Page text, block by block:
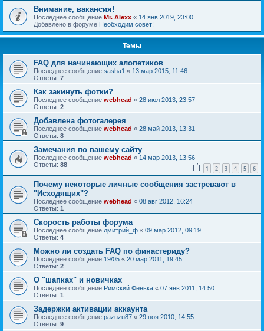
Внимание, вакансия!
Последнее сообщение Mr. Alexx « 14 янв 2019, 23:00
Добавлено в форуме Необходим совет!
Темы
FAQ для начинающих алопетиков
Последнее сообщение sasha1 « 13 мар 2015, 11:46
Ответы: 7
Как закинуть фотки?
Последнее сообщение webhead « 28 июл 2013, 23:57
Ответы: 2
Добавлена фотогалерея
Последнее сообщение webhead « 28 май 2013, 13:31
Ответы: 8
Замечания по вашему сайту
Последнее сообщение webhead « 14 мар 2013, 13:56
Ответы: 88 1 2 3 4 5 6
Почему некоторые личные сообщения застревают в
"Исходящих"?
Последнее сообщение webhead « 08 авг 2012, 16:24
Ответы: 1
Скорость работы форума
Последнее сообщение дмитрий_ф « 09 мар 2012, 09:19
Ответы: 4
Можно ли создать FAQ по финастериду?
Последнее сообщение 19/05 « 20 мар 2011, 19:45
Ответы: 2
О "шапках" и новичках
Последнее сообщение Римский Фенька « 07 янв 2011, 14:50
Ответы: 1
Задержки активации аккаунта
Последнее сообщение pazuzu87 « 29 ноя 2010, 14:55
Ответы: 9